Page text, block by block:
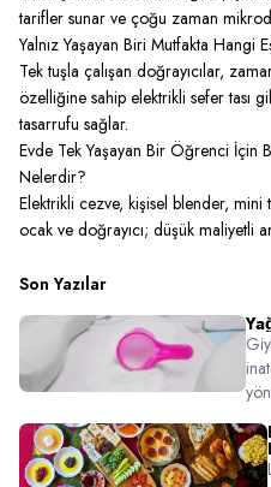
tarifler sunar ve çoğu zaman
Yalnız Yaşayan Biri Mutfakta Hangi
Tek tuşla çalışan doğrayıcılar,
özelliğine sahip elektrikli sefer tası
tasarrufu sağlar.
Evde Tek Yaşayan Bir Öğrenci İçin
Nelerdir?
Elektrikli cezve, kişisel blender,
ocak ve doğrayıcı; düşük maliyetli
Son Yazılar